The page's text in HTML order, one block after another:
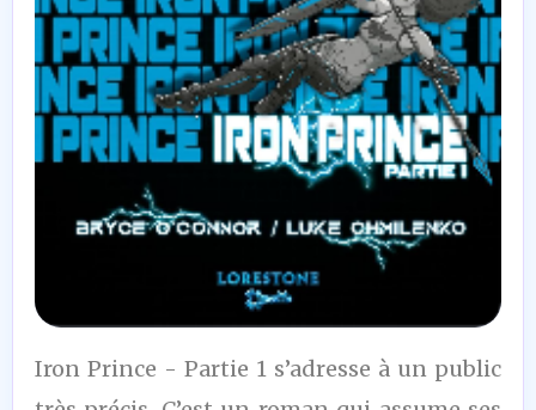
8
Iron Prince - Partie 1 s’adresse à un public